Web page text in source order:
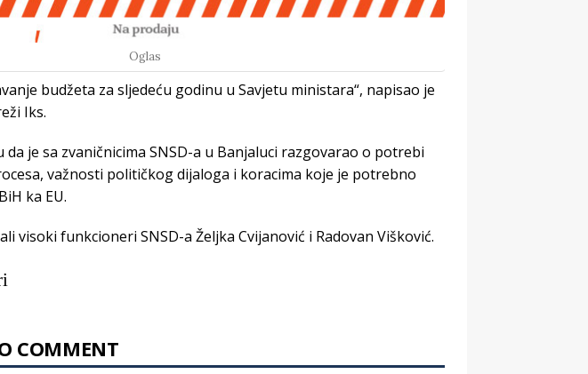
Oglas
budžeta za sljedeću godinu u Savjetu ministara“, napisao je
Iks.
da je sa zvaničnicima SNSD-a u Banjaluci razgovarao o potrebi
važnosti političkog dijaloga i koracima koje je potrebno
ka ЕU.
visoki funkcioneri SNSD-a Željka Cvijanović i Radovan Višković.
COMMENT